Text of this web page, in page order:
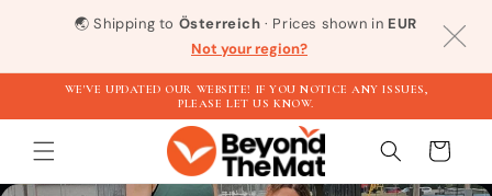
🌏 Shipping to Österreich · Prices shown in EUR
Not your region?
WE'VE UPDATED OUR WEBSITE! IF YOU NOTICE ANY ISSUES,
PLEASE LET US KNOW.
Warenkorb